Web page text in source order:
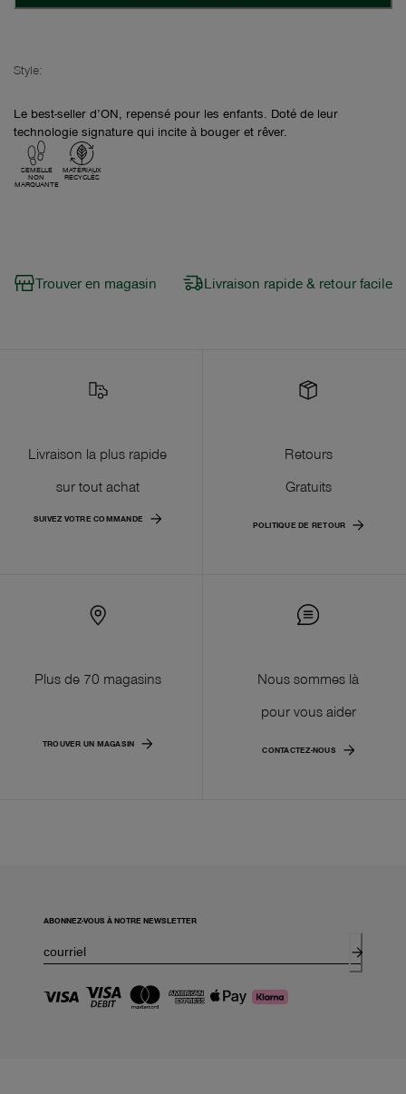
Style:
Le best-seller d’ON, repensé pour les enfants. Doté de leur
technologie signature qui incite à bouger et rêver.
SEMELLE
NON
MARQUANTE
MATÉRIAUX
RECYCLÉS
Trouver en magasin Livraison rapide & retour facile
Livraison la plus rapide
sur tout achat
SUIVEZ VOTRE COMMANDE
Retours
Gratuits
POLITIQUE DE RETOUR
Plus de 70 magasins
TROUVER UN MAGASIN
Nous sommes là
pour vous aider
CONTACTEZ-NOUS
ABONNEZ-VOUS À NOTRE NEWSLETTER